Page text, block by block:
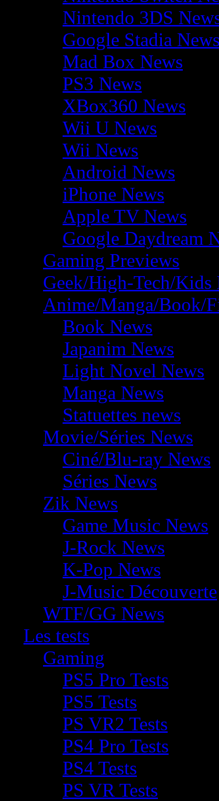
Nintendo 3DS
Google Stadia
Mad Box News
PS3 News
XBox360 News
Wii U News
Wii News
Android News
iPhone News
Apple TV News
Google Daydream
Gaming Previews
Geek/High-Tech/Kids
Anime/Manga/Book/
Book News
Japanim News
Light Novel News
Manga News
Statuettes news
Movie/Séries News
Ciné/Blu-ray News
Séries News
Zik News
Game Music News
J-Rock News
K-Pop News
J-Music Découverte
WTF/GG News
Les tests
Gaming
PS5 Pro Tests
PS5 Tests
PS VR2 Tests
PS4 Pro Tests
PS4 Tests
PS VR Tests